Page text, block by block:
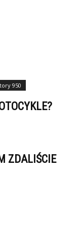
950
ZDALIŚCIE